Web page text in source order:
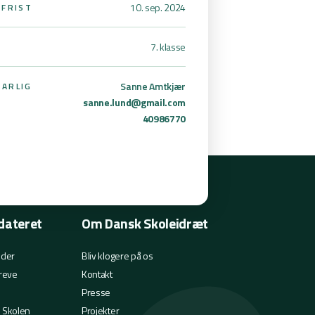
10. sep. 2024
7. klasse
Sanne Amtkjær
sanne.lund@gmail.com
40986770
Om Dansk Skoleidræt
Bliv klogere på os
Kontakt
Presse
Projekter